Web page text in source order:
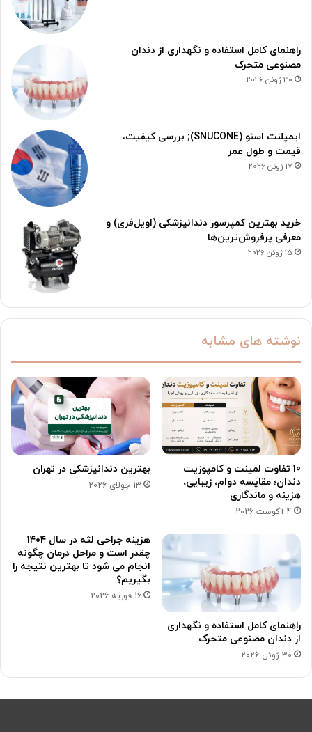
راهنمای کامل استفاده و نگهداری از دندان
مصنوعی متحرک
30 ژوئن 2026
ایمپلنت اسنو (SNUCONE); بررسی کیفیت،
قیمت و طول عمر
17 ژوئن 2026
خرید بهترین کمپرسور دندانپزشکی (اویل‌فری) و
معرفی پرفروش‌ترین‌ها
15 ژوئن 2026
نوشته های مشابه
10 تفاوت لمینت و کامپوزیت
دندان؛ مقایسه دوام، زیبایی،
هزینه و ماندگاری
4 آگوست 2026
بهترین دندانپزشکی در تهران
13 جولای 2026
راهنمای کامل استفاده و نگهداری
از دندان مصنوعی متحرک
30 ژوئن 2026
هزینه جراحی لثه در سال ۱۴۰۴
چقدر است و مراحل درمان چگونه
انجام می شود تا بهترین نتیجه را
بگیریم؟
16 فوریه 2026